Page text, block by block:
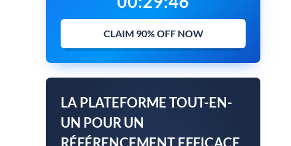
CLAIM 90% OFF NOW
LA PLATEFORME TOUT-EN-
UN POUR UN
RÉFÉRENCEMENT EFFICACE